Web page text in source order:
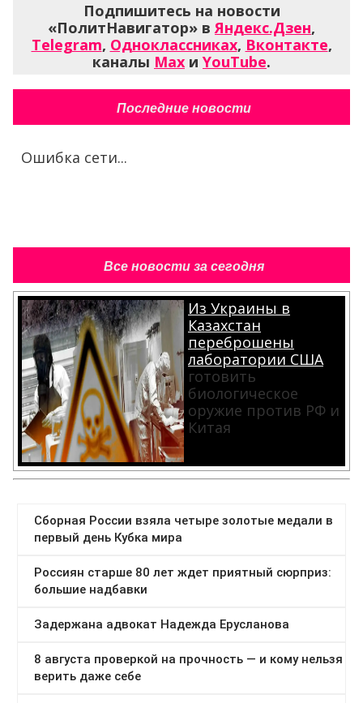
Подпишитесь на новости
«ПолитНавигатор» вЯндекс.Дзен,
Telegram, Одноклассниках, Вконтакте,
каналы Max и YouTube.
Последние новости
Ошибка сети...
Все новости за сегодня
Из Украины в
Казахстан
переброшены
лаборатории США
готовить
биологическое
оружие против РФ и
Китая